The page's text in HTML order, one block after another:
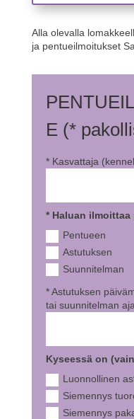
Alla olevalla
ja pentueilmoitukset
E (*
* Kasvattaja
* Haluan
Pentueen
Astutuksen
Suunnitelman
* Astutuksen
tai suunnitelman
Kyseessä on
Luonnollinen
Siemennys
Siemennys